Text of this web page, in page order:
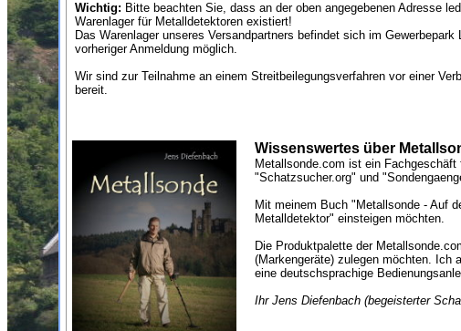
Wichtig: Bitte beachten Sie, dass an der oben angegebenen Adresse
Warenlager für Metalldetektoren existiert!
Das Warenlager unseres Versandpartners befindet sich im
vorheriger Anmeldung möglich.
Wir sind zur Teilnahme an einem Streitbeilegungsverfahren vor einer
bereit.
Wissenswertes über
Metallsonde.com ist ein
"Schatzsucher.org" und
Mit meinem Buch "Metallsonde - Auf
Metalldetektor" einsteigen möchten.
Die Produktpalette der
(Markengeräte) zulegen möchten. Ich
eine deutschsprachige
Ihr Jens Diefenbach (begeisterter